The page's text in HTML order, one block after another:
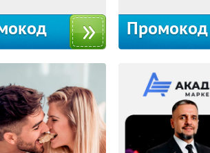
Промокод